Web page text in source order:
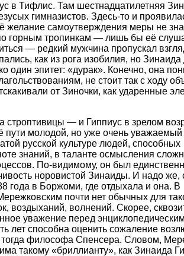
в Тифлис. Там шестнадцатилетняя
гимназистов. Здесь-то и
желание самоутверждения меры не
горным тропинкам — лишь бы её
— редкий мужчина пропускал
как из рога изобилия, но Зинаида
один эпитет: «дурак». Конечно, она
не стоит так с ходу
от Зиночки, как ударенные
— и Гиппиус в зрелом
молодой, но уже очень уважаемый
русской культуре людей, способных
знаний, в таланте осмысления
По-видимому, он был
норовистой Зинаиды. И надо же,
года в Боржоми, где отдыхала и она. В
почти нет обычных для
воздыханий, волнений. Скорее,
уважение перед
лет способна оценить сожаление
тогда философа Спенсера. Словом,
такому «бриллианту», как Зинаида